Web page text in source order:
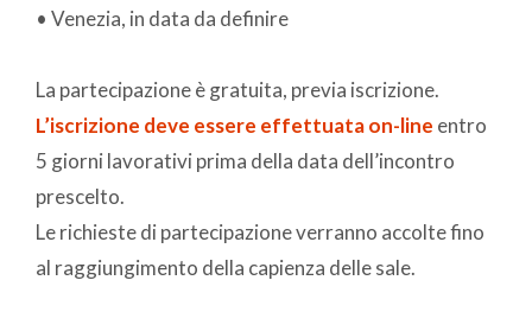
• Venezia, in data da definire
La partecipazione è gratuita, previa iscrizione.
L’iscrizione deve essere effettuata on-line entro
5 giorni lavorativi prima della data dell’incontro
prescelto.
Le richieste di partecipazione verranno accolte fino
al raggiungimento della capienza delle sale.